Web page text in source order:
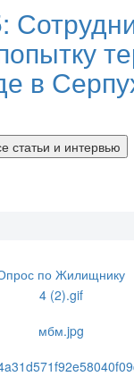
в
статьи и интервью